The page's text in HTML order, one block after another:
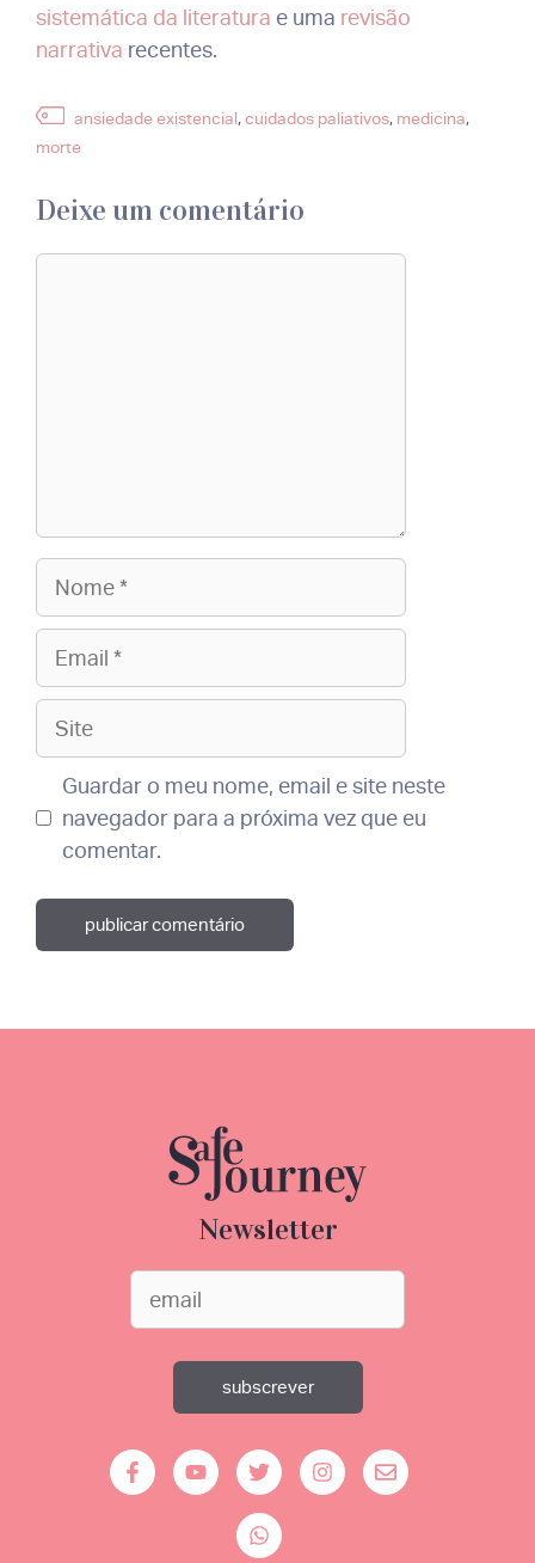
sistemática da literatura e uma revisão
narrativa recentes.
Etiquetas
ansiedade existencial,cuidados paliativos, medicina,
morte
Deixe um comentário
Guardar o meu nome, email e site neste
navegador para a próxima vez que eu
comentar.
Newsletter